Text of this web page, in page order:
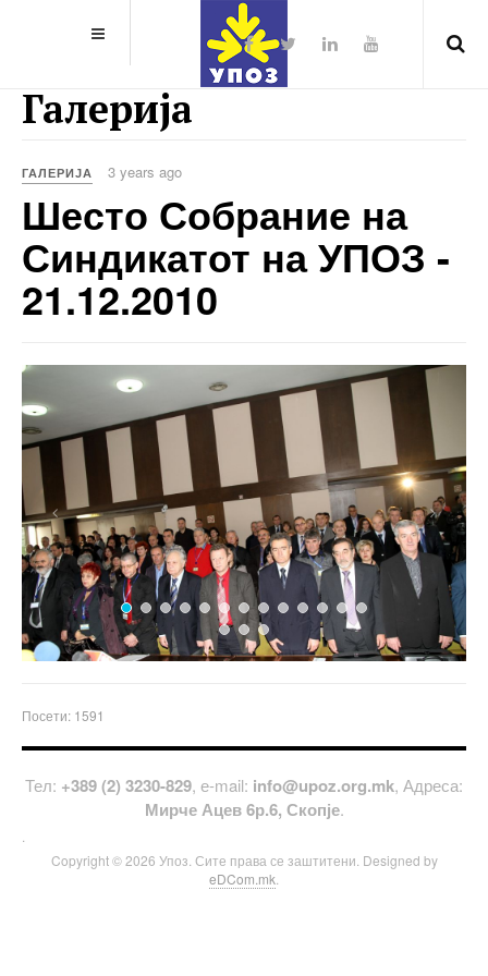
Галерија
ГАЛЕРИЈА 3 years ago
Шесто Собрание на
Синдикатот на УПОЗ -
21.12.2010
Previous Next
Посети: 1591
Тел: +389 (2) 3230-829, е-mail: info@upoz.org.mk, Адреса:
Мирче Ацев 6р.6, Скопје.
Copyright © 2026 Упоз. Сите права се заштитени. Designed by
eDCom.mk